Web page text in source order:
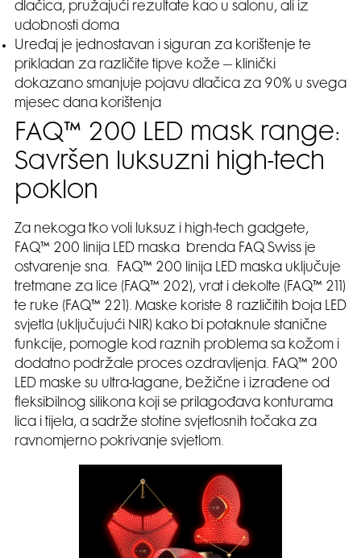
dlačica, pružajući rezultate kao u salonu, ali iz
udobnosti doma
Uređaj je jednostavan i siguran za korištenje te
prikladan za različite tipve kože – klinički
dokazano smanjuje pojavu dlačica za 90% u svega
mjesec dana korištenja
FAQ™ 200 LED mask range:
Savršen luksuzni high-tech
poklon
Za nekoga tko voli luksuz i high-tech gadgete,
FAQ™ 200 linija LED maska brenda FAQ Swiss je
ostvarenje sna. FAQ™ 200 linija LED maska uključuje
tretmane za lice (FAQ™ 202), vrat i dekolte (FAQ™ 211)
te ruke (FAQ™ 221). Maske koriste 8 različitih boja LED
svjetla (uključujući NIR) kako bi potaknule stanične
funkcije, pomogle kod raznih problema sa kožom i
dodatno podržale proces ozdravljenja. FAQ™ 200
LED maske su ultra-lagane, bežične i izrađene od
fleksibilnog silikona koji se prilagođava konturama
lica i tijela, a sadrže stotine svjetlosnih točaka za
ravnomjerno pokrivanje svjetlom.